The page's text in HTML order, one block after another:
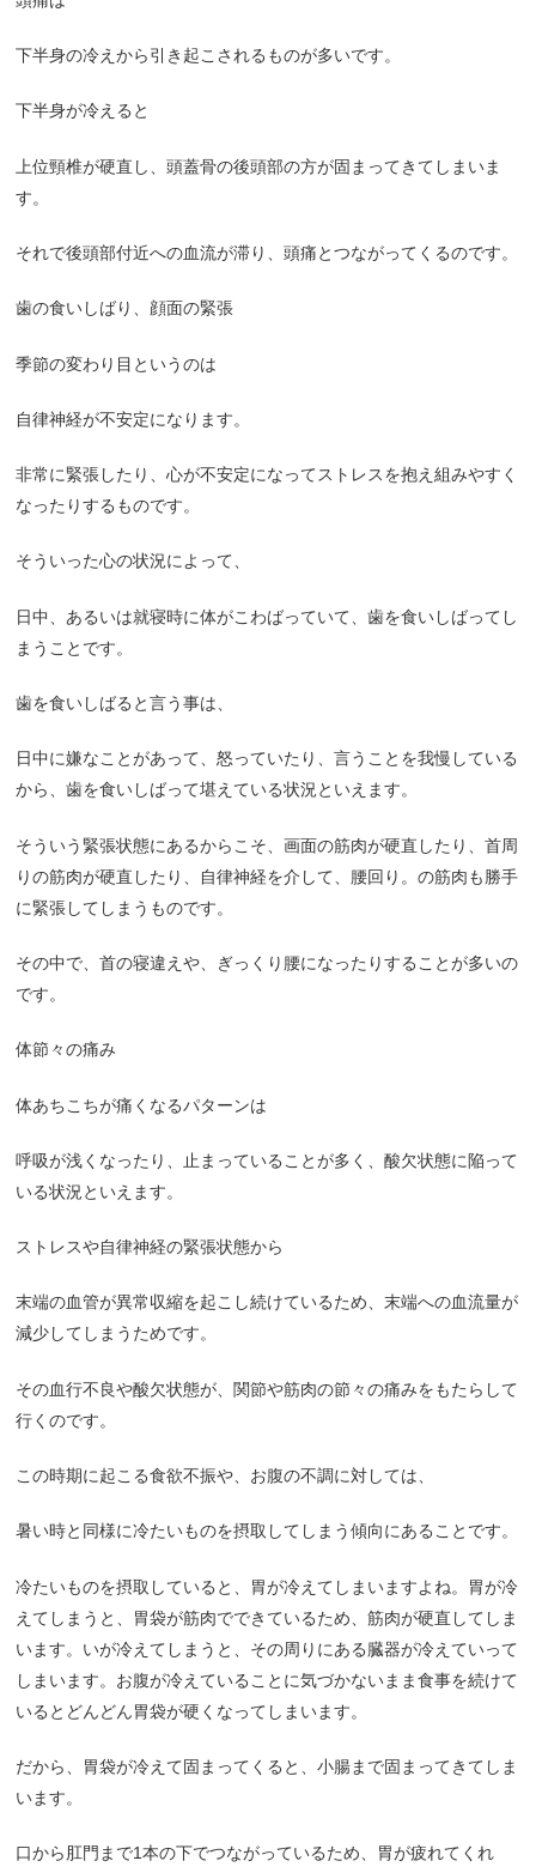
下半身の冷えから引き起こされるものが多いです。
下半身が冷えると
上位頸椎が硬直し、頭蓋骨の後頭部の方が固まってきてしまいま
す。
それで後頭部付近への血流が滞り、頭痛とつながってくるのです。
歯の食いしばり、顔面の緊張
季節の変わり目というのは
自律神経が不安定になります。
非常に緊張したり、心が不安定になってストレスを抱え組みやすく
なったりするものです。
そういった心の状況によって、
日中、あるいは就寝時に体がこわばっていて、歯を食いしばってし
まうことです。
歯を食いしばると言う事は、
日中に嫌なことがあって、怒っていたり、言うことを我慢している
から、歯を食いしばって堪えている状況といえます。
そういう緊張状態にあるからこそ、画面の筋肉が硬直したり、首周
りの筋肉が硬直したり、自律神経を介して、腰回り。の筋肉も勝手
に緊張してしまうものです。
その中で、首の寝違えや、ぎっくり腰になったりすることが多いの
です。
体節々の痛み
体あちこちが痛くなるパターンは
呼吸が浅くなったり、止まっていることが多く、酸欠状態に陥って
いる状況といえます。
ストレスや自律神経の緊張状態から
末端の血管が異常収縮を起こし続けているため、末端への血流量が
減少してしまうためです。
その血行不良や酸欠状態が、関節や筋肉の節々の痛みをもたらして
行くのです。
この時期に起こる食欲不振や、お腹の不調に対しては、
暑い時と同様に冷たいものを摂取してしまう傾向にあることです。
冷たいものを摂取していると、胃が冷えてしまいますよね。胃が冷
えてしまうと、胃袋が筋肉でできているため、筋肉が硬直してしま
います。いが冷えてしまうと、その周りにある臓器が冷えていって
しまいます。お腹が冷えていることに気づかないまま食事を続けて
いるとどんどん胃袋が硬くなってしまいます。
だから、胃袋が冷えて固まってくると、小腸まで固まってきてしま
います。
口から肛門まで1本の下でつながっているため、胃が疲れてくれ